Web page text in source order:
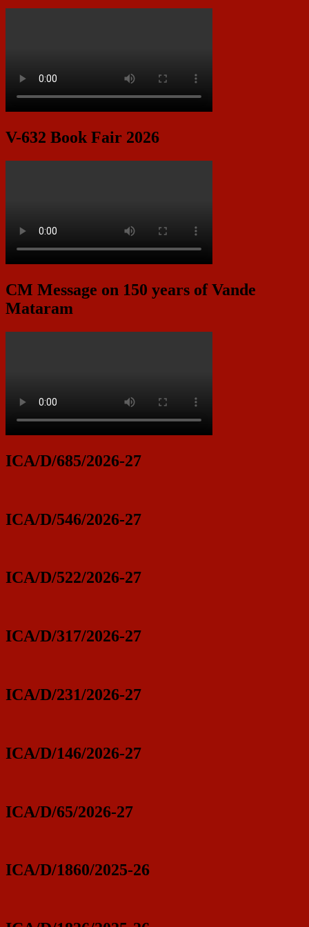
V-632 Book Fair 2026
CM Message on 150 years of Vande
Mataram
ICA/D/685/2026-27
ICA/D/546/2026-27
ICA/D/522/2026-27
ICA/D/317/2026-27
ICA/D/231/2026-27
ICA/D/146/2026-27
ICA/D/65/2026-27
ICA/D/1860/2025-26